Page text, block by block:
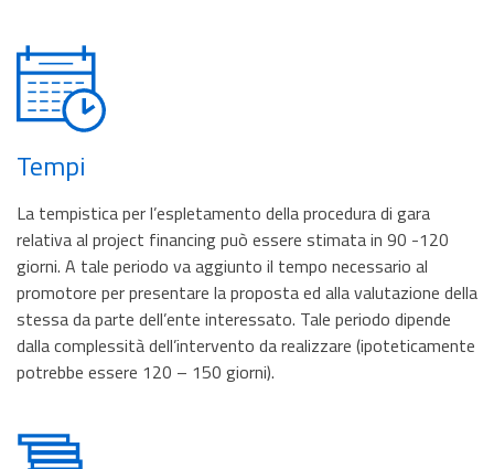
Tempi
La tempistica per l’espletamento della procedura di gara
relativa al project financing può essere stimata in 90 -120
giorni. A tale periodo va aggiunto il tempo necessario al
promotore per presentare la proposta ed alla valutazione della
stessa da parte dell’ente interessato. Tale periodo dipende
dalla complessità dell’intervento da realizzare (ipoteticamente
potrebbe essere 120 – 150 giorni).